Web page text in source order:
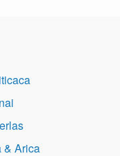
& Arica